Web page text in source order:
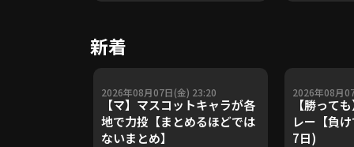
新着
2026年08月07日(金) 23:20
【マ】マスコットキャラが各
地で力投【まとめるほどでは
ないまとめ】
2026年08月
【勝って
レー【負
7日)